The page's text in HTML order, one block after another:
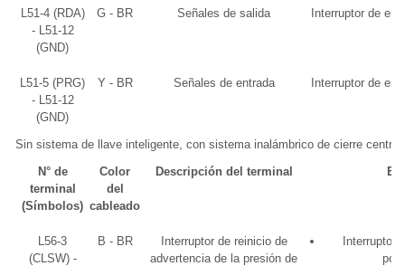
L51-4 (RDA)
- L51-12
(GND)
G - BR Señales de salida
Interruptor de
L51-5 (PRG)
- L51-12
(GND)
Y - BR Señales de entrada
Interruptor de
Sin sistema de llave inteligente, con sistema inalámbrico de cierre
N° de
terminal
(Símbolos)
Color
del
cableado
Descripción del terminal
L56-3
(CLSW) -
B - BR
Interruptor de reinicio de
advertencia de la presión de
Interruptor